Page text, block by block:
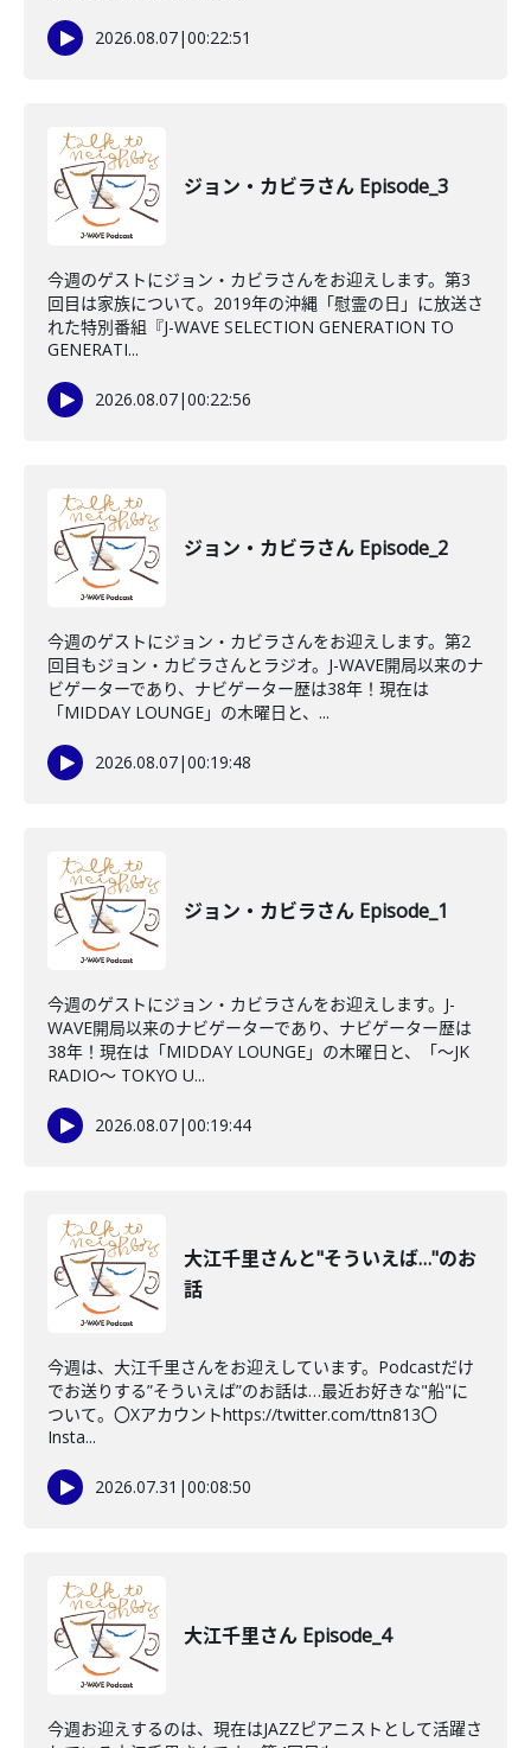
2026.08.07|00:22:51
ジョン・カビラさん Episode_3
今週のゲストにジョン・カビラさんをお迎えします。第3
回目は家族について。2019年の沖縄「慰霊の日」に放送さ
れた特別番組『J-WAVE SELECTION GENERATION TO
GENERATI...
2026.08.07|00:22:56
ジョン・カビラさん Episode_2
今週のゲストにジョン・カビラさんをお迎えします。第2
回目もジョン・カビラさんとラジオ。J-WAVE開局以来のナ
ビゲーターであり、ナビゲーター歴は38年！現在は
「MIDDAY LOUNGE」の木曜日と、...
2026.08.07|00:19:48
ジョン・カビラさん Episode_1
今週のゲストにジョン・カビラさんをお迎えします。J-
WAVE開局以来のナビゲーターであり、ナビゲーター歴は
38年！現在は「MIDDAY LOUNGE」の木曜日と、「〜JK
RADIO〜 TOKYO U...
2026.08.07|00:19:44
大江千里さんと"そういえば…"のお
話
今週は、大江千里さんをお迎えしています。Podcastだけ
でお送りする”そういえば”のお話は…最近お好きな"船"に
ついて。〇Xアカウントhttps://twitter.com/ttn813〇
Insta...
2026.07.31 |00:08:50
大江千里さん Episode_4
今週お迎えするのは、現在はJAZZピアニストとして活躍さ